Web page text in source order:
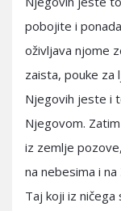
pobojite i
oživljava njome
zaista, pouke za
Njegovih jeste i
Njegovom.
iz zemlje
na nebesima i
Taj koji iz